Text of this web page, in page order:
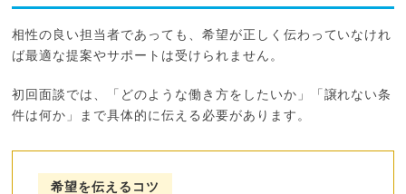
相性の良い担当者であっても、希望が正しく伝わっていなけれ
ば最適な提案やサポートは受けられません。
初回面談では、「どのような働き方をしたいか」「譲れない条
件は何か」まで具体的に伝える必要があります。
希望を伝えるコツ